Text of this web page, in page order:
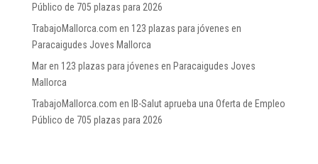
Público de 705 plazas para 2026
TrabajoMallorca.com en 123 plazas para jóvenes en
Paracaigudes Joves Mallorca
Maren 123 plazas para jóvenes en Paracaigudes Joves
Mallorca
TrabajoMallorca.com en IB-Salut aprueba una Oferta de Empleo
Público de 705 plazas para 2026